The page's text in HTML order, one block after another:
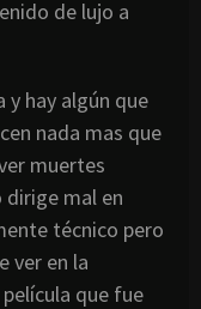
de lujo a
y hay algún que
nada mas que
muertes
dirige mal en
técnico pero
ver en la
que fue